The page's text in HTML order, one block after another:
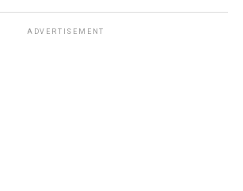
ADVERTISEMENT